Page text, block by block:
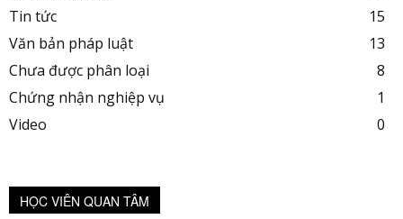
Tin tức
15
Văn bản pháp luật
13
Chưa được phân loại
8
Chứng nhận nghiệp vụ
1
Video
0
HỌC VIÊN QUAN TÂM